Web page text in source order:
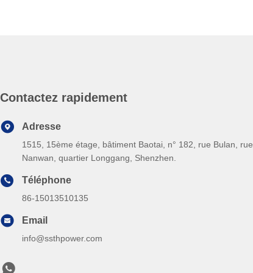
Contactez rapidement
Adresse
1515, 15ème étage, bâtiment Baotai, n° 182, rue Bulan, rue
Nanwan, quartier Longgang, Shenzhen.
Téléphone
86-15013510135
Email
info@ssthpower.com